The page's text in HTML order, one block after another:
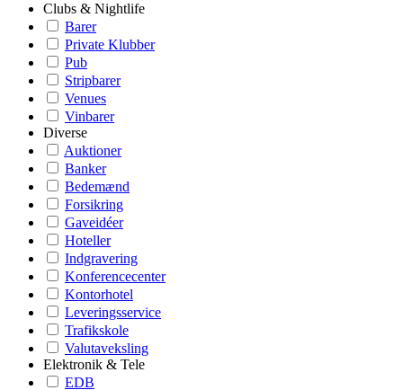
Clubs & Nightlife
Barer
Private Klubber
Pub
Stripbarer
Venues
Vinbarer
Diverse
Auktioner
Banker
Bedemænd
Forsikring
Gaveidéer
Hoteller
Indgravering
Konferencecenter
Kontorhotel
Leveringsservice
Trafikskole
Valutaveksling
Elektronik & Tele
EDB